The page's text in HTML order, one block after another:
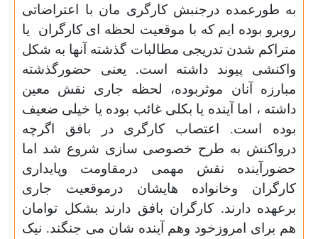
به طورعمده درجنبش کارگری مان با اعتراضاتی
روبرو بوده ایم که با موقعیت لحظه ای کارگران
یا
متراکم شدن تدریجی مطالبات گذشته آنها به شکل
واکنشی پیوند داشته است. یعنی حضورگذشته
مبارزه آنان موثربوده، لحظه جاری نقش معین
داشته ، اما آینده یا بکلی غائب بوده یا خیلی ضعیف
بوده است. اعتصاب کارگری در بافق اگرچه
درواکنش به طرح خصوصی سازی شروع شد اما
حضورآینده نقش مهمی درمقاومت وپایداری
کارگران وخانواده هایشان درموقعیت جاری
برعهده دارند. کارگران بافق دارند بشکل توامان
هم برای امروزخود وهم آینده شان می جنگند. نیک